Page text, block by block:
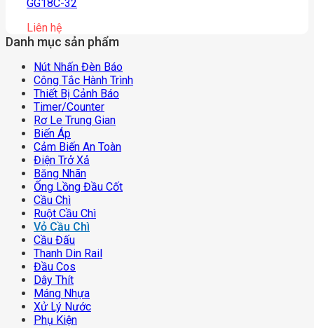
GG18C-32
Liên hệ
Danh mục sản phẩm
Nút Nhấn Đèn Báo
Công Tắc Hành Trình
Thiết Bị Cảnh Báo
Timer/counter
Rơ Le Trung Gian
Biến Áp
Cảm Biến An Toàn
Điện Trở Xả
Băng Nhãn
Ống Lồng Đầu Cốt
Cầu Chì
Ruột Cầu Chì
Vỏ Cầu Chì
Cầu Đấu
Thanh Din Rail
Đầu Cos
Dây Thít
Máng Nhựa
Xử Lý Nước
Phụ Kiện